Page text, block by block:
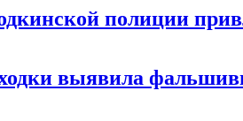
полиции
выявила